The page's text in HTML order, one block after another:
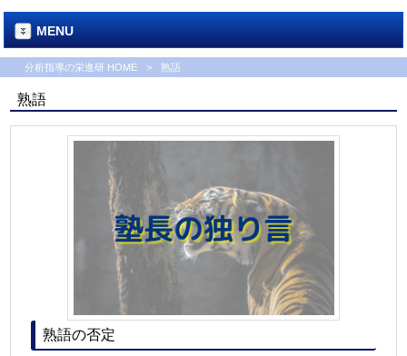
MENU
分析指導の栄進研 HOME > 熟語
熟語
熟語の否定